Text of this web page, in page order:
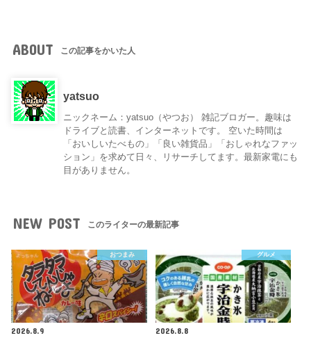
ABOUT この記事をかいた人
yatsuo
ニックネーム：yatsuo（やつお） 雑記ブロガー。趣味は
ドライブと読書、インターネットです。 空いた時間は
「おいしいたべもの」「良い雑貨品」「おしゃれなファッ
ション」を求めて日々、リサーチしてます。最新家電にも
目がありません。
NEW POST このライターの最新記事
おつまみ
2026.8.9
グルメ
2026.8.8